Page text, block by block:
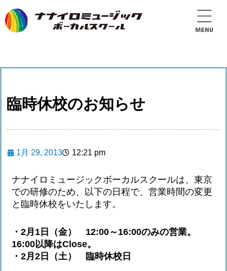
臨時休校のお知らせ
1月 29, 2013 12:21 pm
ナナイロミュージックボーカルスクールは、東京
での研修のため、以下の日程で、営業時間の変更
と臨時休校をいたします。
・2月1日（金） 12:00～16:00のみの営業。
16:00以降はClose。
・2月2日（土） 臨時休校日